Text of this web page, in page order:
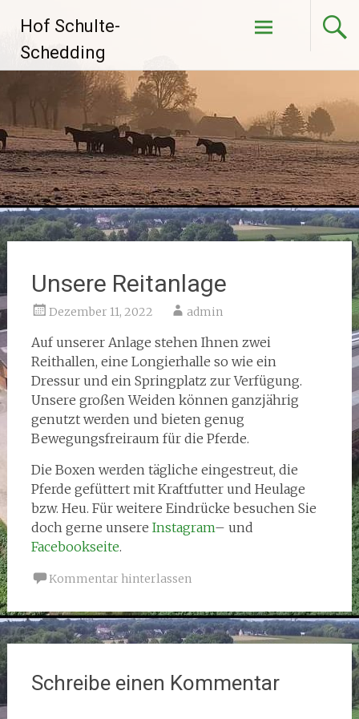
Inhalt
springen
Hof Schulte-
Schedding
Unsere Reitanlage
Dezember 11, 2022 admin
Auf unserer Anlage stehen Ihnen zwei
Reithallen, eine Longierhalle so wie ein
Dressur und ein Springplatz zur Verfügung.
Unsere großen Weiden können ganzjährig
genutzt werden und bieten genug
Bewegungsfreiraum für die Pferde.
Die Boxen werden tägliche eingestreut, die
Pferde gefüttert mit Kraftfutter und Heulage
bzw. Heu. Für weitere Eindrücke besuchen Sie
doch gerne unsere Instagram– und
Facebookseite.
Kommentar hinterlassen
Schreibe einen Kommentar